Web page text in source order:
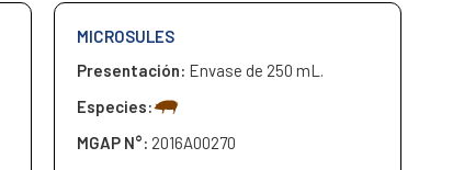
MICROSULES
Presentación: Envase de 250 mL.
Especies:
MGAP N°: 2016A00270